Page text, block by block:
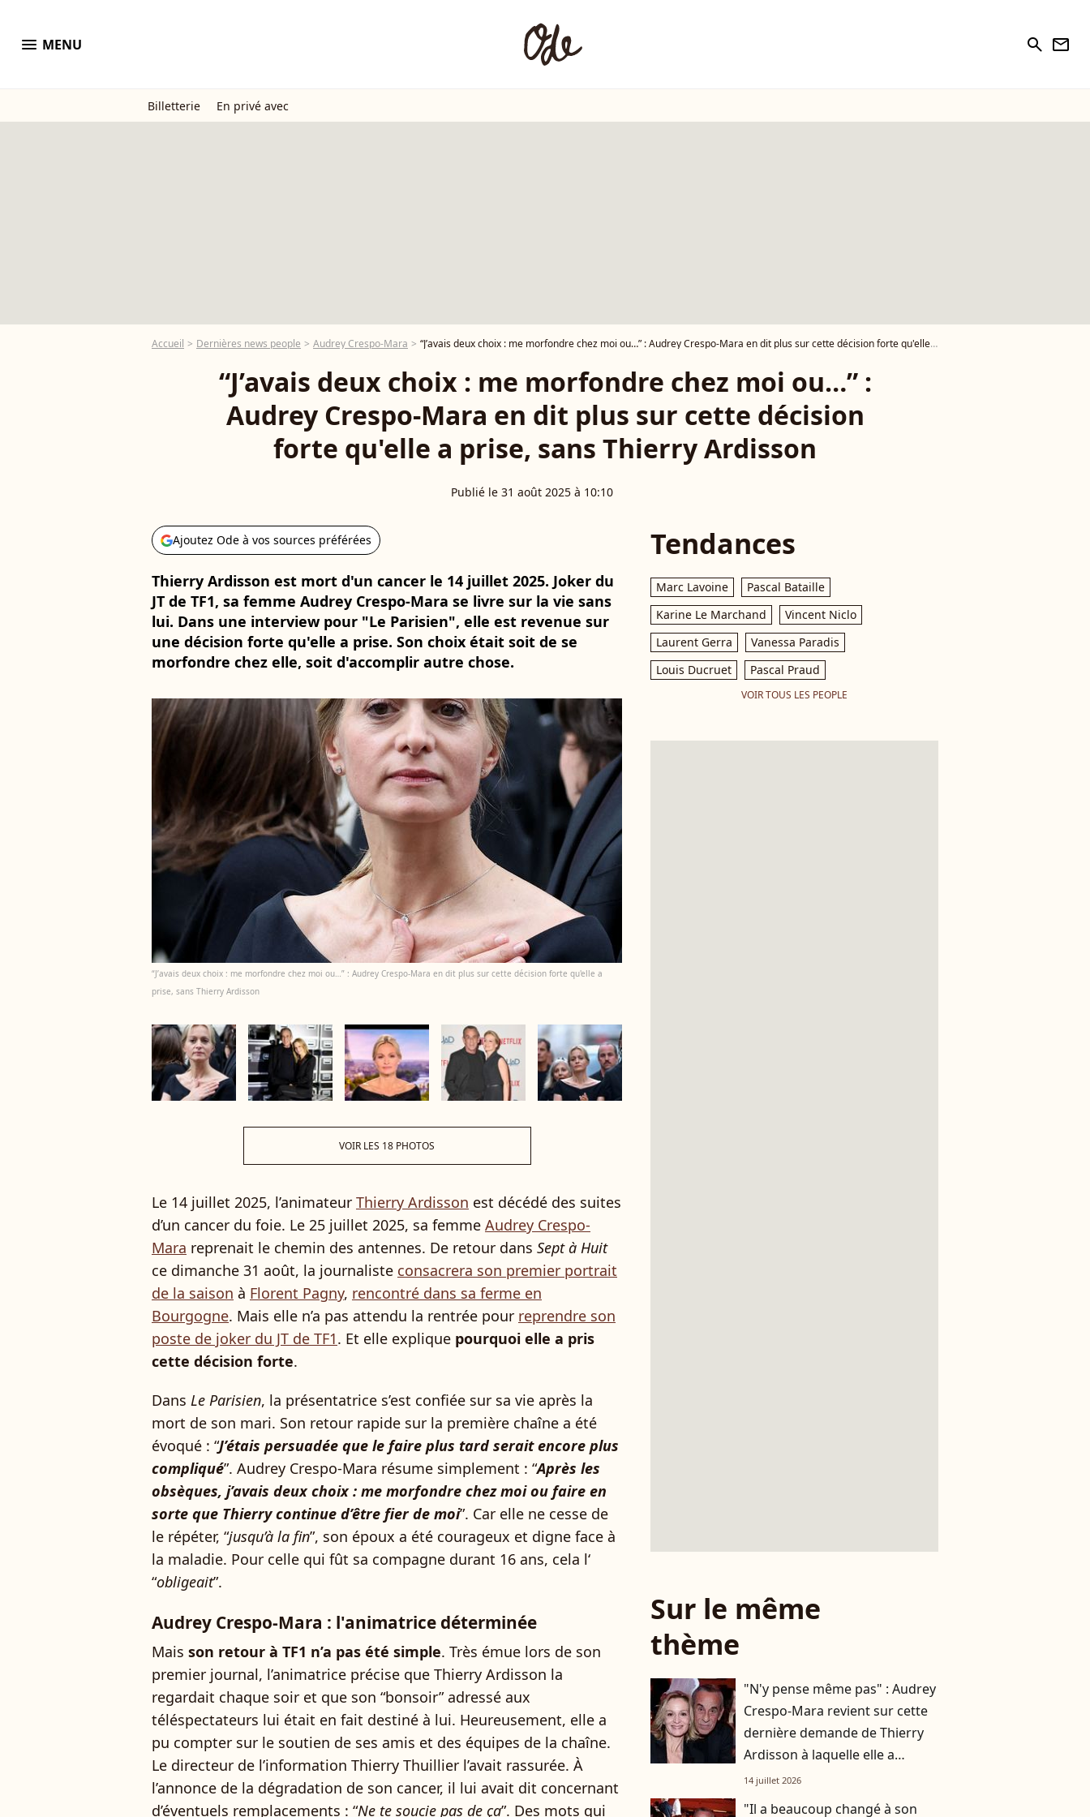
menu MENU search newsletter
Billetterie En privé avec
Accueil Dernières news people Audrey Crespo-Mara “J’avais deux choix : me morfondre chez moi ou…” : Audrey Crespo-Mara en dit plus sur cette décision forte qu'elle a prise, sans Thierry Ardisson
“J’avais deux choix : me morfondre chez moi ou…” :
Audrey Crespo-Mara en dit plus sur cette décision
forte qu'elle a prise, sans Thierry Ardisson
Publié le 31 août 2025 à 10:10
Ajoutez Ode à vos sources préférées
Thierry Ardisson est mort d'un cancer le 14 juillet 2025. Joker du
JT de TF1, sa femme Audrey Crespo-Mara se livre sur la vie sans
lui. Dans une interview pour "Le Parisien", elle est revenue sur
une décision forte qu'elle a prise. Son choix était soit de se
morfondre chez elle, soit d'accomplir autre chose.
“J’avais deux choix : me morfondre chez moi ou…” : Audrey Crespo-Mara en dit plus sur cette décision forte qu'elle a
prise, sans Thierry Ardisson
VOIR LES 18 PHOTOS
Le 14 juillet 2025, l’animateur Thierry Ardisson est décédé des suites
d’un cancer du foie. Le 25 juillet 2025, sa femme Audrey Crespo-
Mara reprenait le chemin des antennes. De retour dans Sept à Huit
ce dimanche 31 août, la journaliste consacrera son premier portrait
de la saison à Florent Pagny, rencontré dans sa ferme en
Bourgogne. Mais elle n’a pas attendu la rentrée pour reprendre son
poste de joker du JT de TF1. Et elle explique pourquoi elle a pris
cette décision forte.
Dans Le Parisien, la présentatrice s’est confiée sur sa vie après la
mort de son mari. Son retour rapide sur la première chaîne a été
évoqué : “J’étais persuadée que le faire plus tard serait encore plus
compliqué”. Audrey Crespo-Mara résume simplement : “Après les
obsèques, j’avais deux choix : me morfondre chez moi ou faire en
sorte que Thierry continue d’être fier de moi”. Car elle ne cesse de
le répéter, “jusqu’à la fin”, son époux a été courageux et digne face à
la maladie. Pour celle qui fût sa compagne durant 16 ans, cela l‘
“obligeait”.
Audrey Crespo-Mara : l'animatrice déterminée
Mais son retour à TF1 n’a pas été simple. Très émue lors de son
premier journal, l’animatrice précise que Thierry Ardisson la
regardait chaque soir et que son “bonsoir” adressé aux
téléspectateurs lui était en fait destiné à lui. Heureusement, elle a
pu compter sur le soutien de ses amis et des équipes de la chaîne.
Le directeur de l’information Thierry Thuillier l’avait rassurée. À
l’annonce de la dégradation de son cancer, il lui avait dit concernant
d’éventuels remplacements : “Ne te soucie pas de ça”. Des mots qui
Tendances
Marc Lavoine
Pascal Bataille
Karine Le Marchand
Vincent Niclo
Laurent Gerra
Vanessa Paradis
Louis Ducruet
Pascal Praud
VOIR TOUS LES PEOPLE
Sur le même
thème
"N'y pense même pas" : Audrey
Crespo-Mara revient sur cette
dernière demande de Thierry
Ardisson à laquelle elle a
répondu sans hésiter
14 juillet 2026
"Il a beaucoup changé à son